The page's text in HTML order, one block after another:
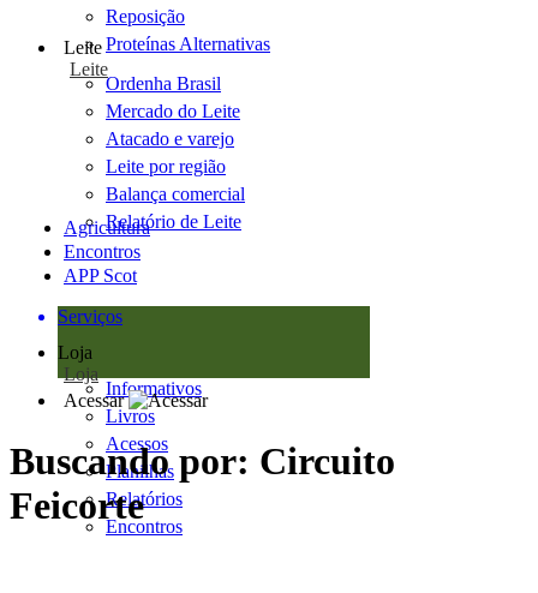
Reposição
Proteínas Alternativas
Leite
Leite
Ordenha Brasil
Mercado do Leite
Atacado e varejo
Leite por região
Balança comercial
Relatório de Leite
Agricultura
Encontros
APP Scot
Serviços
Loja
Loja
Informativos
Livros
Acessos
Planilhas
Relatórios
Encontros
Acessar
Buscando por: Circuito
Feicorte